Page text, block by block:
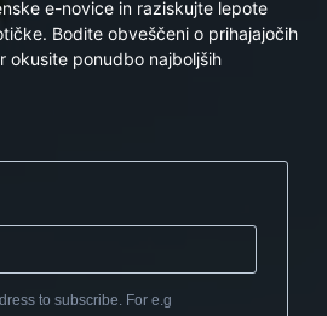
e-novice in raziskujte lepote
Bodite obveščeni o prihajajočih
okusite ponudbo najboljših
to subscribe. For e.g